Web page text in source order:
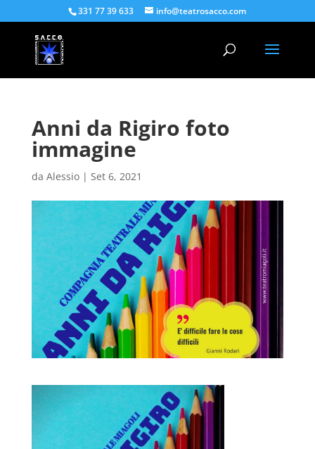
331 77 39 633 info@teatrosacco.com
Anni da Rigiro foto
immagine
da Alessio| Set 6, 2021